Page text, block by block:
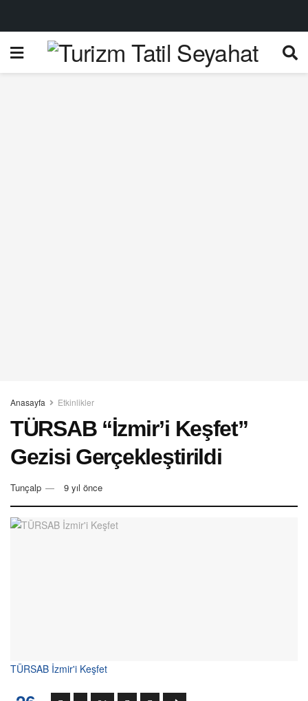
Anasayfa Etkinlikler
TÜRSAB “İzmir’i Keşfet”
Gezisi Gerçekleştirildi
Tunçalp 9 yıl önce
TÜRSAB İzmir'i Keşfet